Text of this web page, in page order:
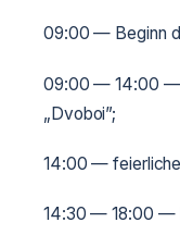
09:00 — Beginn
09:00 — 14:00 —
„Dvoboi”;
14:00 —
14:30 — 18:00 —